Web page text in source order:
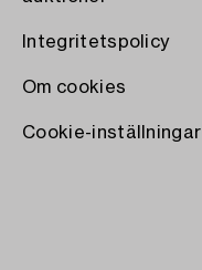
Integritetspolicy
Om cookies
Cookie-inställningar